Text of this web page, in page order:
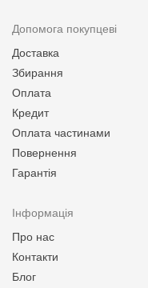
Допомога покупцеві
Доставка
Збирання
Оплата
Кредит
Оплата частинами
Повернення
Гарантія
Інформація
Про нас
Контакти
Блог